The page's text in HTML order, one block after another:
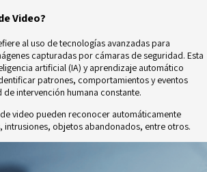
Video?
al uso de tecnologías avanzadas para
capturadas por cámaras de seguridad. Esta
artificial (IA) y aprendizaje automático
patrones, comportamientos y eventos
intervención humana constante.
video pueden reconocer automáticamente
intrusiones, objetos abandonados, entre otros.